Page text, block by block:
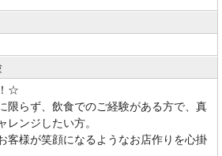
☆
限らず、飲食でのご経験がある方で、真
ンジしたい方。
客様が笑顔になるようなお店作りを心掛